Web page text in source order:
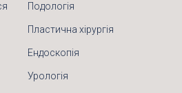
Подологія
Пластична хірургія
Ендоскопія
Урологія